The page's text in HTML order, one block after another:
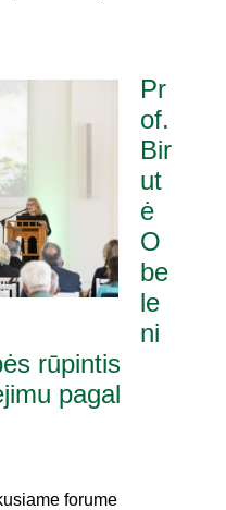
Pr
of.
Bir
ut
ė
O
be
le
ni
rūpintis
pagal
forume